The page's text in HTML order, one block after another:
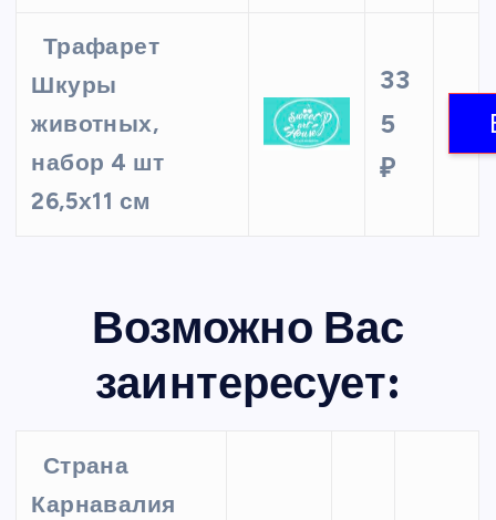
Трафарет
Шкуры
животных,
набор 4 шт
26,5х11 см
33
5
₽
Возможно Вас
заинтересует:
Страна
Карнавалия